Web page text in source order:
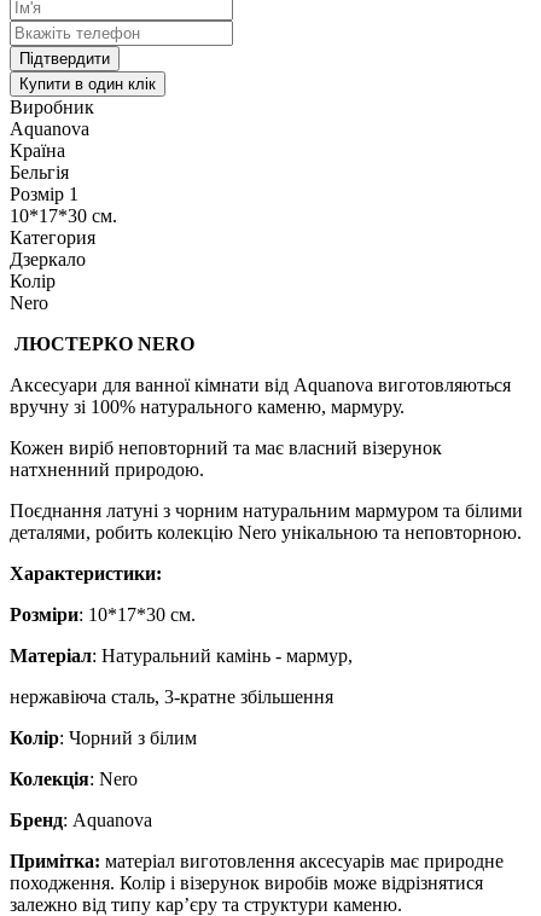
Підтвердити
Купити в один клік
Виробник
Aquanova
Країна
Бельгія
Розмір 1
10*17*30 см.
Категория
Дзеркало
Колір
Nero
ЛЮСТЕРКО NERO
Аксесуари для ванної кімнати від Aquanova виготовляються
вручну зі 100% натурального каменю, мармуру.
Кожен виріб неповторний та має власний візерунок
натхненний природою.
Поєднання латуні з чорним натуральним мармуром та білими
деталями, робить колекцію Nero унікальною та неповторною.
​​​​​​​Характеристики:
Розміри: 10*17*30 см.
Матеріал: Натуральний камінь - мармур,
нержавіюча сталь, 3-кратне збільшення
Колір: Чорний з білим
Колекція: Nero
Бренд: Aquanova
Примітка: матеріал виготовлення аксесуарів має природне
походження. Колір і візерунок виробів може відрізнятися
залежно від типу кар’єру та структури каменю.